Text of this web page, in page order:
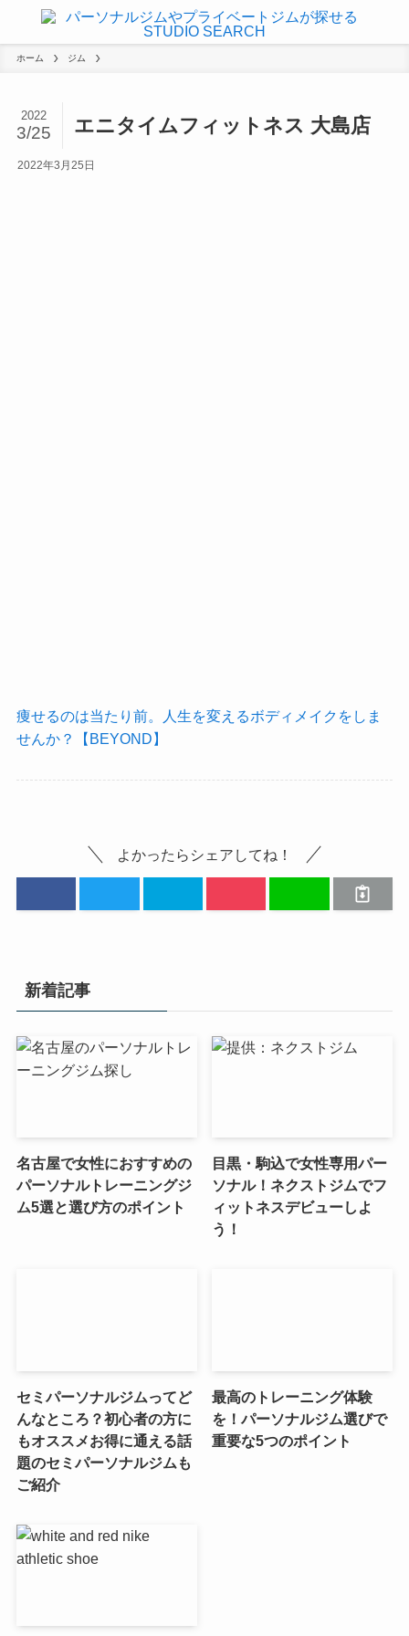
ホーム ジム
エニタイムフィットネス 大島店
2022
3/25
2022年3月25日
痩せるのは当たり前。人生を変えるボディメイクをしま
せんか？【BEYOND】
よかったらシェアしてね！
新着記事
名古屋で女性におすすめの
パーソナルトレーニングジ
ム5選と選び方のポイント
目黒・駒込で女性専用パー
ソナル！ネクストジムでフ
ィットネスデビューしよ
う！
セミパーソナルジムってど
んなところ？初心者の方に
もオススメお得に通える話
題のセミパーソナルジムも
ご紹介
最高のトレーニング体験
を！パーソナルジム選びで
重要な5つのポイント